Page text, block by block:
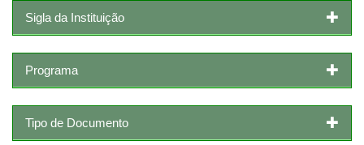
Sigla da Instituição
Programa
Tipo de Documento